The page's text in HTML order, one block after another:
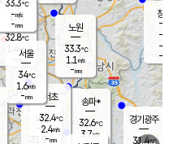
과천
31.9℃
경기광주
31.4℃
창
-
-m/
-
은평
32.8℃
1.4 m/s
- mm
노원
33.3℃
1.1 m/s
-mm
송파*
32.6℃
3.7m/s
서초
32.4℃
2.4m/s
-mm
33.3℃
-m/s
-mm
서울
34℃
1.6m/s
-mm